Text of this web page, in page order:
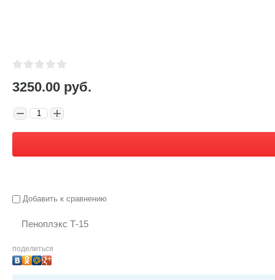
3250.00 руб.
− +
Добавить к сравнению
Пеноплэкс Т-15
поделиться